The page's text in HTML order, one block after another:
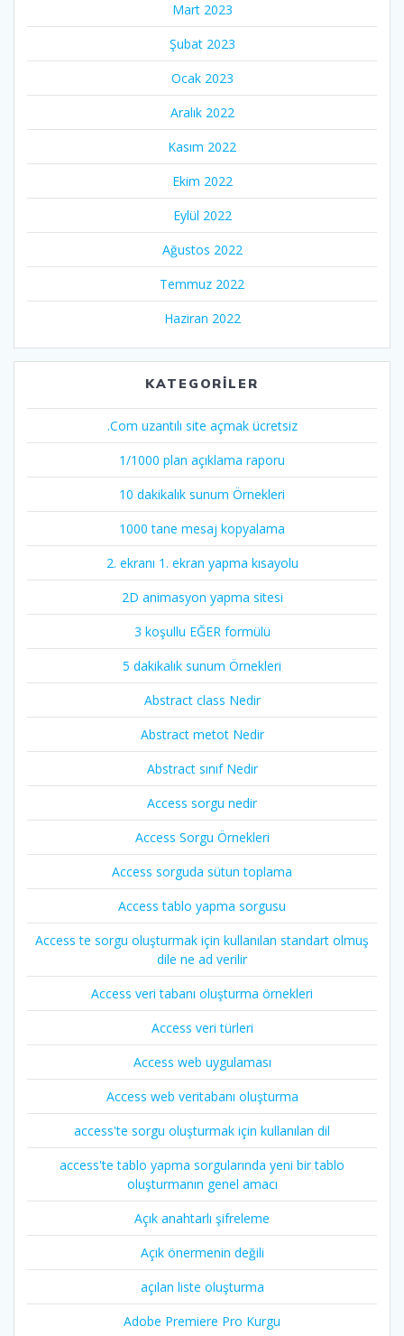
Mart 2023
Şubat 2023
Ocak 2023
Aralık 2022
Kasım 2022
Ekim 2022
Eylül 2022
Ağustos 2022
Temmuz 2022
Haziran 2022
KATEGORILER
.Com uzantılı site açmak ücretsiz
1/1000 plan açıklama raporu
10 dakikalık sunum Örnekleri
1000 tane mesaj kopyalama
2. ekranı 1. ekran yapma kısayolu
2D animasyon yapma sitesi
3 koşullu EĞER formülü
5 dakikalık sunum Örnekleri
Abstract class Nedir
Abstract metot Nedir
Abstract sınıf Nedir
Access sorgu nedir
Access Sorgu Örnekleri
Access sorguda sütun toplama
Access tablo yapma sorgusu
Access te sorgu oluşturmak için kullanılan standart olmuş
dile ne ad verilir
Access veri tabanı oluşturma örnekleri
Access veri türleri
Access web uygulaması
Access web veritabanı oluşturma
access'te sorgu oluşturmak için kullanılan dil
access'te tablo yapma sorgularında yeni bir tablo
oluşturmanın genel amacı
Açık anahtarlı şifreleme
Açık önermenin değili
açılan liste oluşturma
Adobe Premiere Pro Kurgu